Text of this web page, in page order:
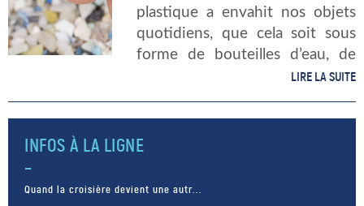
plastique a envahit nos objets
quotidiens, que cela soit sous
forme de bouteilles d’eau, de
couverts jetables, de flacons, de
vêtements. Le plastique peut
également […]
LIRE LA SUITE
INFOS À LA LIGNE
Quand la croisière devient une autr...